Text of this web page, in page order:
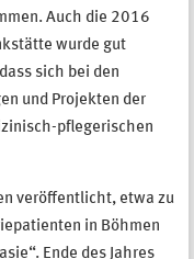
Auch die 2016
wurde gut
sich bei den
und Projekten der
pflegerischen
veröffentlicht, etwa zu
in Böhmen
Ende des Jahres